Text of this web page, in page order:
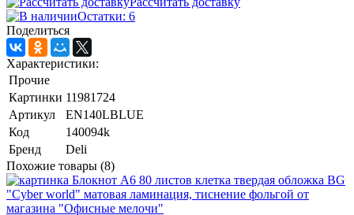
Остатки: 6
Поделиться
Характеристики:
Прочие
Картинки 11981724
Артикул
EN140LBLUE
Код
140094k
Бренд
Deli
Похожие товары (8)